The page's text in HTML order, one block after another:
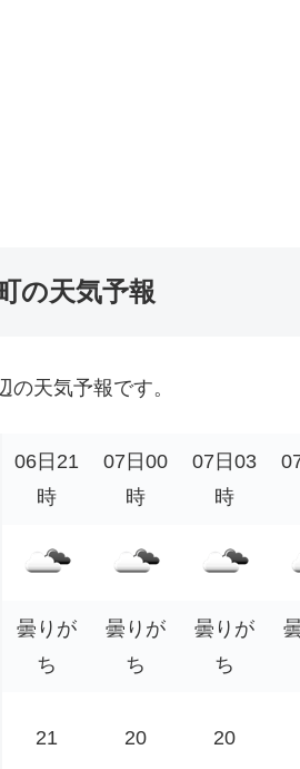
の天気予報
の天気予報です。
06日21
時
07日00
時
07日03
時
曇りが
ち
曇りが
ち
曇りが
ち
21 20 20